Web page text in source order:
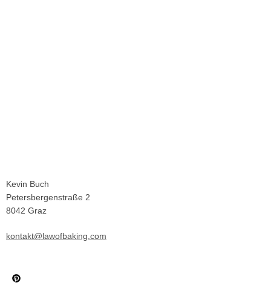
Kevin Buch
Petersbergenstraße 2
8042 Graz
kontakt@lawofbaking.com